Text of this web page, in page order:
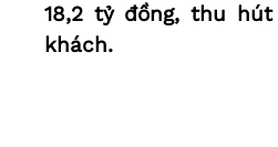
18,2 tỷ đồng, thu
khách.